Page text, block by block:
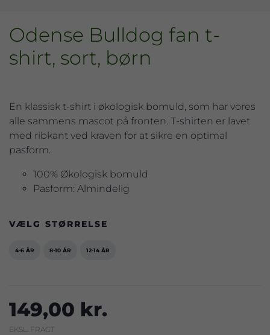
Odense Bulldog fan t-
shirt, sort, børn
En klassisk t-shirt i økologisk bomuld, som har vores
alle sammens mascot på fronten. T-shirten er lavet
med ribkant ved kraven for at sikre en optimal
pasform.
100% Økologisk bomuld
Pasform: Almindelig
VÆLG STØRRELSE
4-6 ÅR 8-10 ÅR 12-14 ÅR
149,00 kr.
EKSL. FRAGT